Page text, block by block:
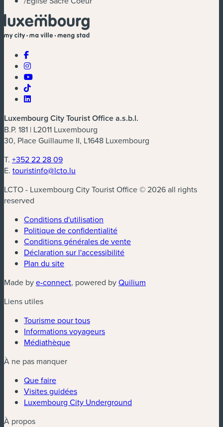
Luxembourg City Tourist Office a.s.b.l.
B.P. 181 | L2011 Luxembourg
30, Place Guillaume II, L1648 Luxembourg
T. +352 22 28 09
E. touristinfo@lcto.lu
LCTO - Luxembourg City Tourist Office © 2026 all rights
reserved
Conditions d'utilisation
Politique de confidentialité
Conditions générales de vente
Déclaration sur l'accessibilité
Plan du site
Made bye-connect(nouvelle fenêtre)
, powered byQuilium
Liens utiles
Tourisme pour tous
Informations voyageurs
Médiathèque
À ne pas manquer
Que faire
Visites guidées
Luxembourg City Underground
À propos